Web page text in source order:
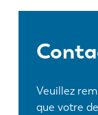
Veuillez
que votre